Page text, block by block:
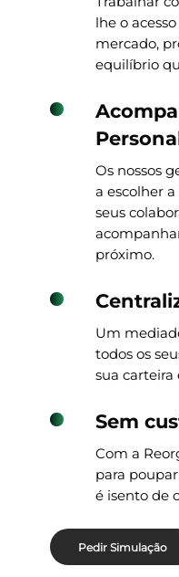
lhe o
mercado,
equilíbrio
Os nossos
a escolher
seus
próximo.
Um
todos os
sua carteira
Sem
Com a
para
é isento de
Pedir Simulação